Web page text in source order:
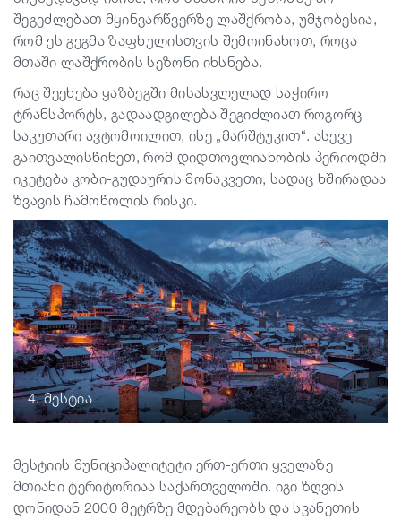
შეგეძლებათ მყინვარწვერზე ლაშქრობა, უმჯობესია,
რომ ეს გეგმა ზაფხულისთვის შემოინახოთ, როცა
მთაში ლაშქრობის სეზონი იხსნება.
რაც შეეხება ყაზბეგში მისასვლელად საჭირო
ტრანსპორტს, გადაადგილება შეგიძლიათ როგორც
საკუთარი ავტომოილით, ისე „მარშტუკით“. ასევე
გაითვალისწინეთ, რომ დიდთოვლიანობის პერიოდში
იკეტება კობი-გუდაურის მონაკვეთი, სადაც ხშირადაა
ზვავის ჩამოწოლის რისკი.
4. მესტია
მესტიის მუნიციპალიტეტი ერთ-ერთი ყველაზე
მთიანი ტერიტორიაა საქართველოში. იგი ზღვის
დონიდან 2000 მეტრზე მდებარეობს და სვანეთის